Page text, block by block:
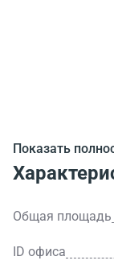
Показать
Общая площадь
ID офиса